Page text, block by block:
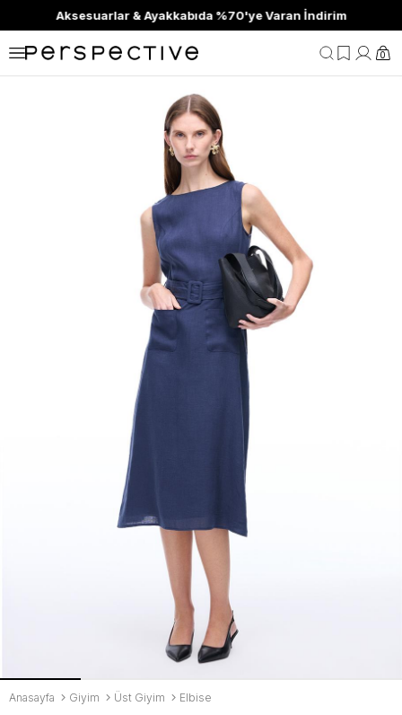
Aksesuarlar & Ayakkabıda %70'ye Varan İndirim
0
Anasayfa Giyim Üst Giyim Elbise